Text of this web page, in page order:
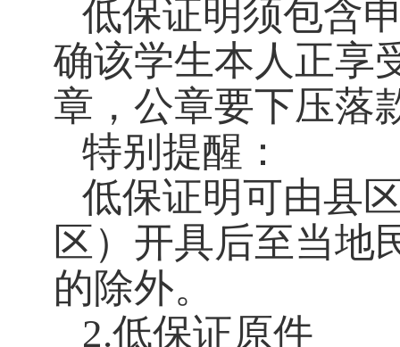
低保证明须包含
确该学生本人正享
章，公章要下压落
特别提醒：
低保证明可由县
区）开具后至当地
的除外。
2.低保证原件